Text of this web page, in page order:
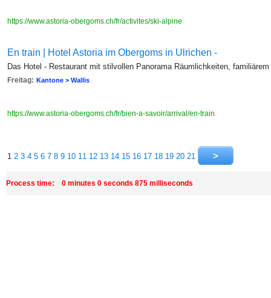
https://www.astoria-obergoms.ch/fr/activites/ski-alpine
En train | Hotel Astoria im Obergoms in Ulrichen -
Das Hotel - Restaurant mit stilvollen Panorama Räumlichkeiten,
Freitag: Kantone > Wallis
https://www.astoria-obergoms.ch/fr/bien-a-savoir/arrival/en-train
1 2 3 4 5 6 7 8 9 10 11 12 13 14 15 16 17 18 19 20 21
Process time: 0 minutes 0 seconds 875 milliseconds